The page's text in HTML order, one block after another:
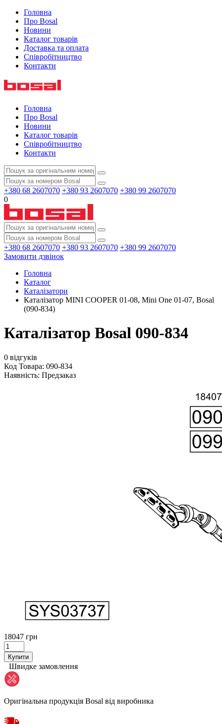
Головна
Про Bosal
Новини
Каталог товарів
Доставка та оплата
Співробітництво
Контакти
Головна
Про Bosal
Новини
Каталог товарів
Співробітництво
Контакти
+380 68 2607070 +380 93 2607070 +380 99 2607070
0
+380 68 2607070 +380 93 2607070 +380 99 2607070
Замовити дзвінок
Головна
Каталог
Каталізатори
Каталізатор MINI COOPER 01-08, Mini One 01-07, Bosal
(090-834)
Каталізатор Bosal 090-834
0 відгуків
Код Товара: 090-834
Наявність: Предзаказ
18047 грн
Купити
Швидке замовлення
Оригінальна продукція Bosal від виробника